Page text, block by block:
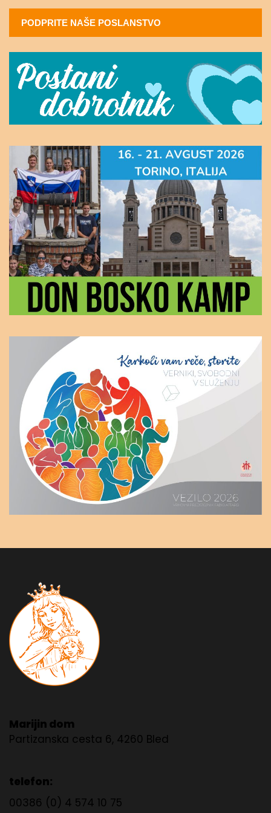
PODPRITE NAŠE POSLANSTVO
Marijin dom
Partizanska cesta 6, 4260 Bled
telefon:
00386 (0) 4 574 10 75